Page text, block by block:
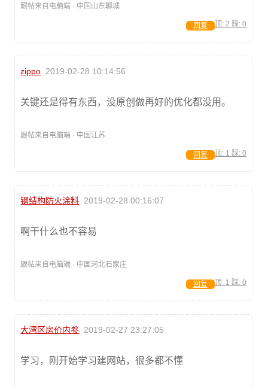
跟帖来自电脑端 · 中国山东聊城
顶: 2 踩: 0
回复
zippo 2019-02-28 10:14:56
关键还是得有东西，没原创做再好的优化都没用。
跟帖来自电脑端 · 中国江苏
顶: 1 踩: 0
回复
钢结构防火涂料 2019-02-28 00:16:07
啊干什么也不容易
跟帖来自电脑端 · 中国河北石家庄
顶: 1 踩: 0
回复
大湾区房价内参 2019-02-27 23:27:05
学习，刚开始学习建网站，很多都不懂